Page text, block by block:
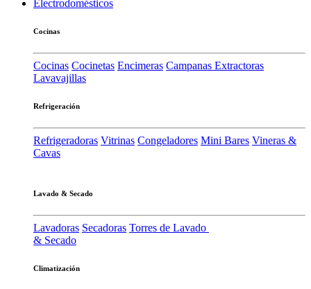
Electrodomésticos
Cocinas
Cocinas Cocinetas Encimeras Campanas Extractoras
Lavavajillas
Refrigeración
Refrigeradoras Vitrinas Congeladores Mini Bares Vineras &
Cavas
Lavado & Secado
Lavadoras Secadoras Torres de Lavado
& Secado
Climatización